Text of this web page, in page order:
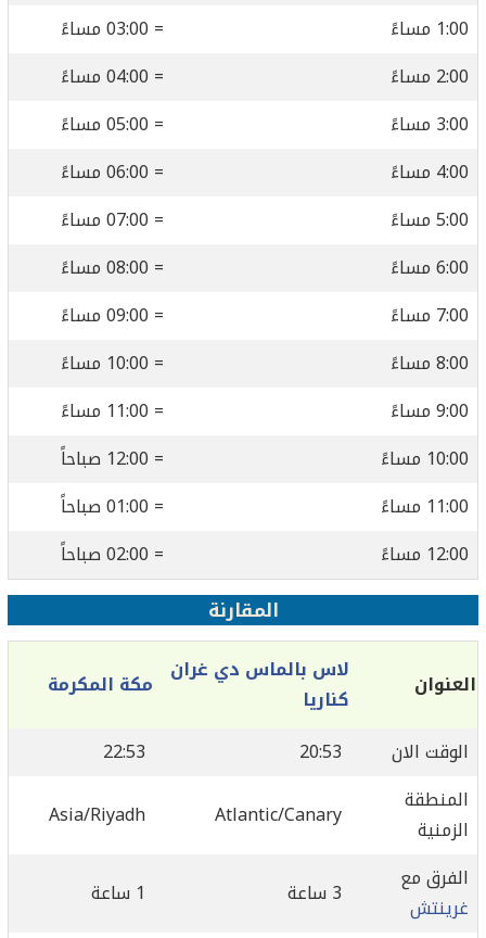
1:00 مساءً
= 03:00 مساءً
2:00 مساءً
= 04:00 مساءً
3:00 مساءً
= 05:00 مساءً
4:00 مساءً
= 06:00 مساءً
5:00 مساءً
= 07:00 مساءً
6:00 مساءً
= 08:00 مساءً
7:00 مساءً
= 09:00 مساءً
8:00 مساءً
= 10:00 مساءً
9:00 مساءً
= 11:00 مساءً
10:00 مساءً
= 12:00 صباحاً
11:00 مساءً
= 01:00 صباحاً
12:00 مساءً
= 02:00 صباحاً
المقارنة
العنوان
لاس بالماس دي غران
كناريا
مكة المكرمة
الوقت الان
20:53
22:53
المنطقة
الزمنية
Atlantic/Canary
Asia/Riyadh
الفرق مع
غرينتش
3 ساعة
1 ساعة